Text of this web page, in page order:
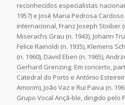
reconhecidos especialistas
1957) e José Maria Pedrosa Cardoso
internacional, Franz Joseph Stoiber
Miserachs Grau (n. 1943), Johann
Felice Rainoldi (n. 1935), Klemens
(n. 1960), David Eben (n. 1965),
Gerhard Grenzing. Em concerto,
Catedral do Porto e António
Amorim), João Vaz e Rui Paiva (n.
Grupo Vocal Ançã-ble, dirigido pelo